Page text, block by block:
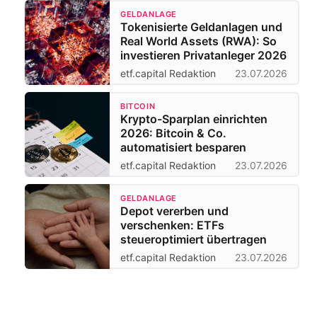
GELDANLAGE
Tokenisierte Geldanlagen und
Real World Assets (RWA): So
investieren Privatanleger 2026
etf.capital Redaktion 23.07.2026
BITCOIN
Krypto-Sparplan einrichten
2026: Bitcoin & Co.
automatisiert besparen
etf.capital Redaktion 23.07.2026
GELDANLAGE
Depot vererben und
verschenken: ETFs
steueroptimiert übertragen
etf.capital Redaktion 23.07.2026